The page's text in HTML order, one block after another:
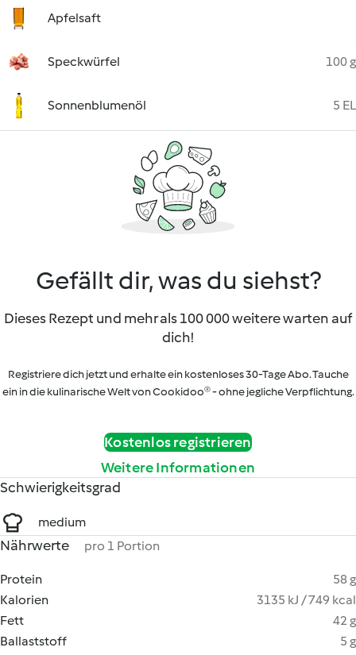
Apfelsaft
Speckwürfel 100 g
Sonnenblumenöl 5 EL
Gefällt dir, was du siehst?
Dieses Rezept und mehr als 100 000 weitere warten auf
dich!
Registriere dich jetzt und erhalte ein kostenloses 30-Tage Abo. Tauche
ein in die kulinarische Welt von Cookidoo® - ohne jegliche Verpflichtung.
Kostenlos registrieren
Weitere Informationen
Schwierigkeitsgrad
medium
Nährwerte pro 1 Portion
Protein
58 g
Kalorien
3135 kJ / 749 kcal
Fett
42 g
Ballaststoff
5 g